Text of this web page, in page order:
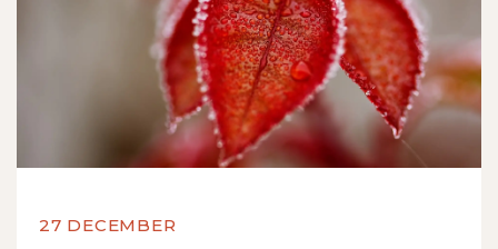
27 DECEMBER